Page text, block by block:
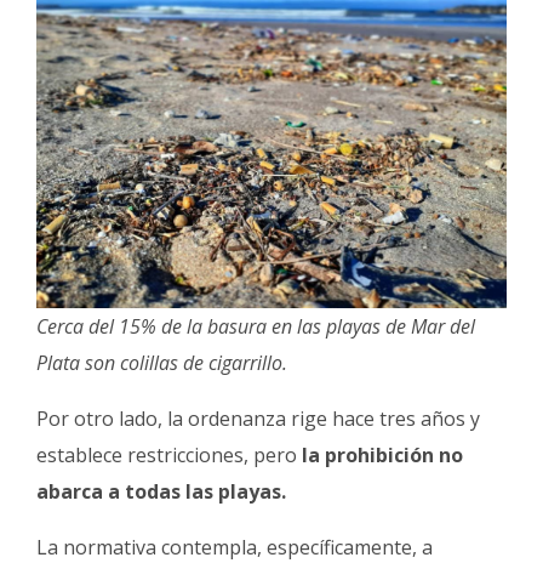
Cerca del 15% de la basura en las playas de Mar del
Plata son colillas de cigarrillo.
Por otro lado, la ordenanza rige hace tres años y
establece restricciones, pero la prohibición no
abarca a todas las playas.
La normativa contempla, específicamente, a